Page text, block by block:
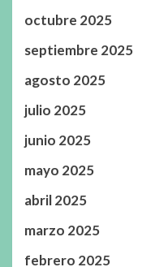
octubre 2025
septiembre 2025
agosto 2025
julio 2025
junio 2025
mayo 2025
abril 2025
marzo 2025
febrero 2025